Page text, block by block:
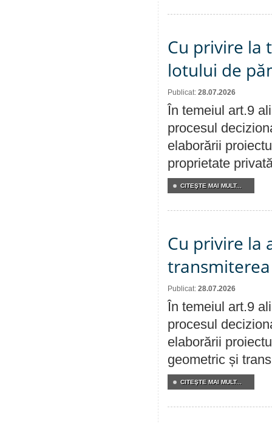
Cu privire la
lotului de
Publicat: 28.07.2026
În temeiul art.9
procesul
elaborării
proprietate
CITEŞTE MAI MULT...
Cu privire la
Publicat: 28.07.2026
În temeiul art.9
procesul
elaborării
geometric și
CITEŞTE MAI MULT...